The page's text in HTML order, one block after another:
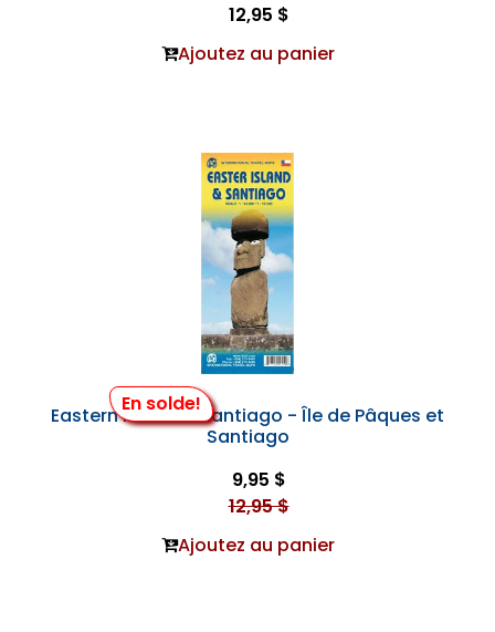
12,95 $
Ajoutez au panier
En solde!
Eastern Island & Santiago - Île de Pâques et
Santiago
9,95 $
12,95 $
Ajoutez au panier